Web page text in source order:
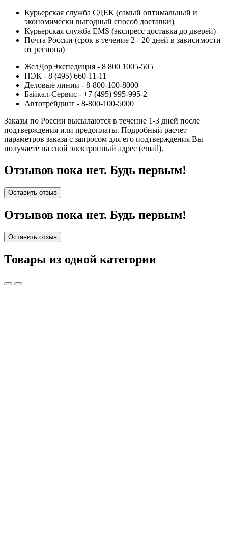
Курьерская служба СДЕК (самый оптимальный и
экономически выгодный способ доставки)
Курьерская служба EMS (экспресс доставка до дверей)
Почта России (срок в течение 2 - 20 дней в зависимости
от региона)
ЖелДорЭкспедиция - 8 800 1005-505
ПЭК - 8 (495) 660-11-11
Деловые линии - 8-800-100-8000
Байкал-Сервис - +7 (495) 995-995-2
Автотрейдинг - 8-800-100-5000
Заказы по России высылаются в течение 1-3 дней после
подтверждения или предоплаты. Подробный расчет
параметров заказа с запросом для его подтверждения Вы
получаете на свой электронный адрес (email).
Отзывов пока нет. Будь первым!
Оставить отзыв
Отзывов пока нет. Будь первым!
Оставить отзыв
Товары из одной категории